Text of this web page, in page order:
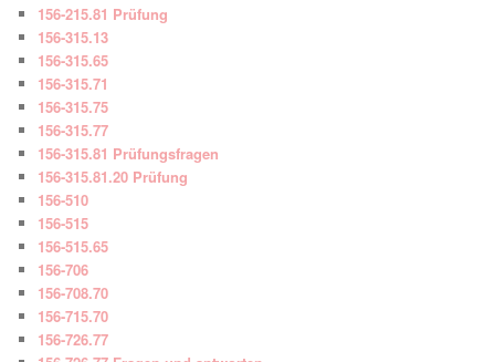
156-215.81 Prüfung
156-315.13
156-315.65
156-315.71
156-315.75
156-315.77
156-315.81 Prüfungsfragen
156-315.81.20 Prüfung
156-510
156-515
156-515.65
156-706
156-708.70
156-715.70
156-726.77